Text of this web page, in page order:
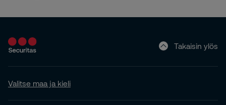
Takaisin ylös
Valitse maa ja kieli